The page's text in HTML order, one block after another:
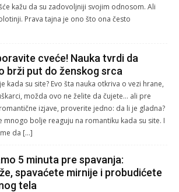
kažu da su zadovoljniji svojim odnosom. Ali
Prava tajna je ono što ona često
cveće! Nauka tvrdi da
brži put do ženskog srca
kada su site? Evo šta nauka otkriva o vezi hrane,
možda ovo ne želite da čujete… ali pre
izjave, proverite jedno: da li je gladna?
mnogo bolje reaguju na romantiku kada su site. I
da […]
5 minuta pre spavanja:
spavaćete mirnije i probudićete
tela